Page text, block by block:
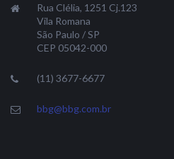
Rua Clélia, 1251 Cj.123
Vila Romana
São Paulo / SP
CEP 05042-000
(11) 3677-6677
bbg@bbg.com.br